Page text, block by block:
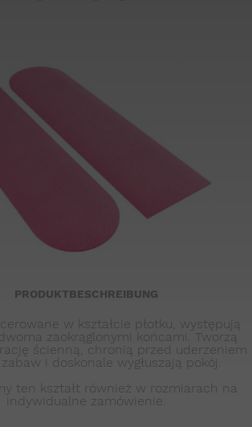
PRODUKTBESCHREIBUNG
w kształcie płotku, występują
zaokrąglonymi końcami. Tworzą
ścienną, chronią przed uderzeniem
i doskonale wygłuszają pokój.
ten kształt również w rozmiarach na
indywidualne zamówienie.